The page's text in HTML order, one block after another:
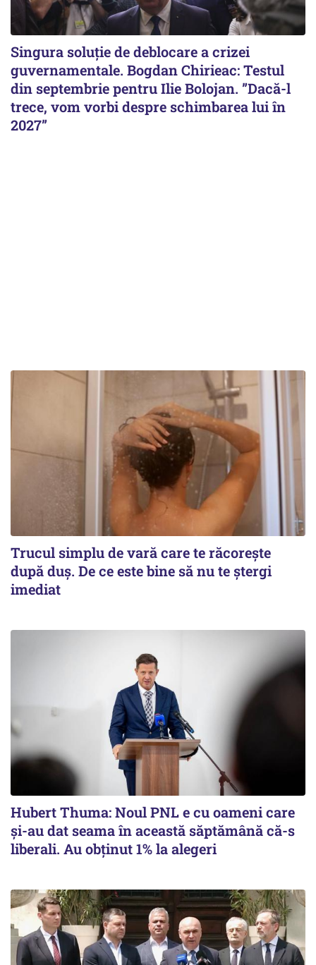
Singura soluție de deblocare a crizei
guvernamentale. Bogdan Chirieac: Testul
din septembrie pentru Ilie Bolojan. ”Dacă-l
trece, vom vorbi despre schimbarea lui în
2027”
Trucul simplu de vară care te răcorește
după duș. De ce este bine să nu te ștergi
imediat
Hubert Thuma: Noul PNL e cu oameni care
și-au dat seama în această săptămână că-s
liberali. Au obținut 1% la alegeri